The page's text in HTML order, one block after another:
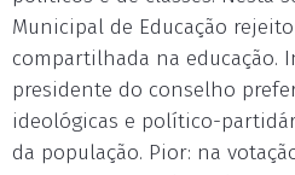
Municipal de Educação
compartilhada na educação.
presidente do conselho
ideológicas e político-
da população. Pior: na